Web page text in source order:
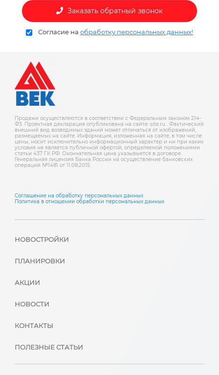
Заказать обратный звонок
Согласие на обработку персональных данных!
Продажи осуществляются в соответствии с Федеральным законом 214-
Ф3. Проектная декларация опубликована на сайте: site.ru . Фактический
внешний вид возводимых зданий может отличаться от изображений,
размещаемых на сайте. Информация, изложенная на сайте, в том числе
цены, носит исключительно информационный характер и ни при каких
условия не является публичной офертой, определяемой положениями
статьи 437 ГК РФ. Окончательная цена указывыется в договоре.
Генеральная лицензия Банка России на осуществление банковских
операций №1481 от 11.08.2015.
Соглашение на обработку персональных данных
Политика в отношении обработки персональных данных
НОВОСТРОЙКИ
ПЛАНИРОВКИ
АКЦИИ
НОВОСТИ
КОНТАКТЫ
ПОЛЕЗНЫЕ СТАТЬИ